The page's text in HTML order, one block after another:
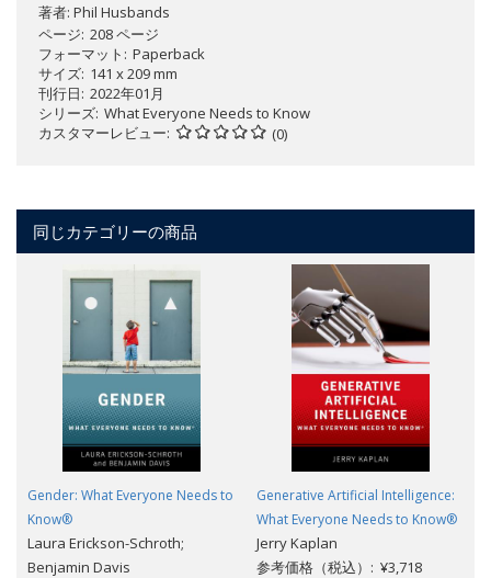
著者: Phil Husbands
ページ 208 ページ
フォーマット
Paperback
サイズ 141 x 209 mm
刊行日 2022年01月
シリーズ What Everyone Needs to Know
カスタマーレビュー
(0)
同じカテゴリーの商品
Gender: What Everyone Needs to
Know®
Laura Erickson-Schroth;
Benjamin Davis
Generative Artificial Intelligence:
What Everyone Needs to Know®
Jerry Kaplan
参考価格（税込）: ¥3,718